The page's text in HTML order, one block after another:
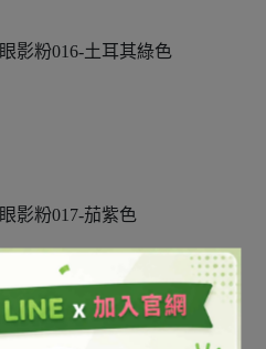
眼影粉016-土耳其綠色
眼影粉017-茄紫色